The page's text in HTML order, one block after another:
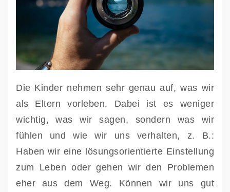
Die Kinder nehmen sehr genau auf, was wir
als Eltern vorleben. Dabei ist es weniger
wichtig, was wir sagen, sondern was wir
fühlen und wie wir uns verhalten, z. B.:
Haben wir eine lösungsorientierte Einstellung
zum Leben oder gehen wir den Problemen
eher aus dem Weg. Können wir uns gut